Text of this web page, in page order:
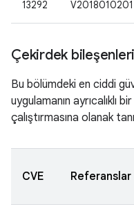
13292
V2018010201
Çekirdek bileşenleri
Bu bölümdeki en ciddi
uygulamanın ayrıcalıklı
çalıştırmasına olanak
CVE Referanslar